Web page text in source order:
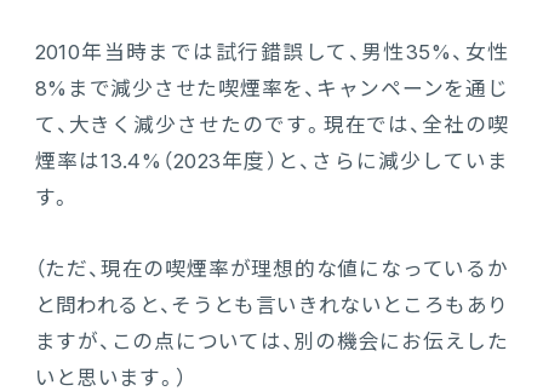
2010年当時までは試行錯誤して、男性35%、女性
8%まで減少させた喫煙率を、キャンペーンを通じ
て、大きく減少させたのです。現在では、全社の喫
煙率は13.4%（2023年度）と、さらに減少していま
す。
（ただ、現在の喫煙率が理想的な値になっているか
と問われると、そうとも言いきれないところもあり
ますが、この点については、別の機会にお伝えした
いと思います。）